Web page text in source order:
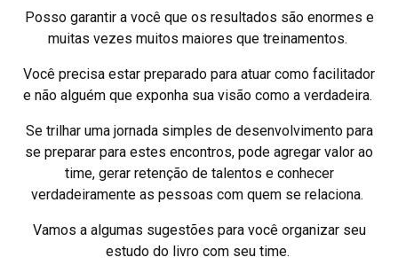
Posso garantir a você que os resultados são enormes e
muitas vezes muitos maiores que treinamentos.
Você precisa estar preparado para atuar como facilitador
e não alguém que exponha sua visão como a verdadeira.
Se trilhar uma jornada simples de desenvolvimento para
se preparar para estes encontros, pode agregar valor ao
time, gerar retenção de talentos e conhecer
verdadeiramente as pessoas com quem se relaciona.
Vamos a algumas sugestões para você organizar seu
estudo do livro com seu time.